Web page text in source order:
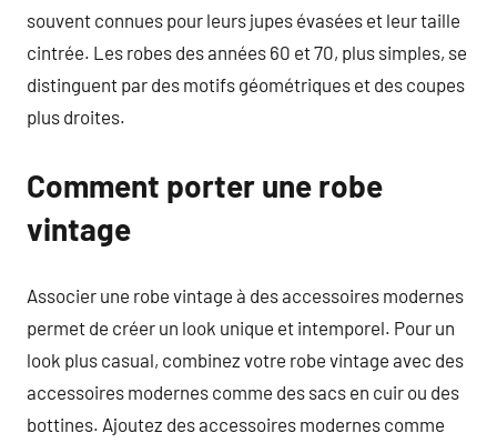
souvent connues pour leurs jupes évasées et leur taille
cintrée. Les robes des années 60 et 70, plus simples, se
distinguent par des motifs géométriques et des coupes
plus droites.
Comment porter une robe
vintage
Associer une robe vintage à des accessoires modernes
permet de créer un look unique et intemporel. Pour un
look plus casual, combinez votre robe vintage avec des
accessoires modernes comme des sacs en cuir ou des
bottines. Ajoutez des accessoires modernes comme